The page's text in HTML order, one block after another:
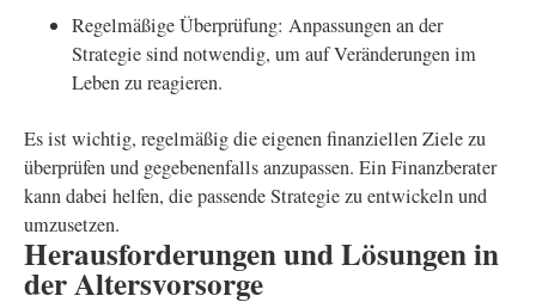
Regelmäßige Überprüfung: Anpassungen an der
Strategie sind notwendig, um auf Veränderungen im
Leben zu reagieren.
Es ist wichtig, regelmäßig die eigenen finanziellen Ziele zu
überprüfen und gegebenenfalls anzupassen. Ein Finanzberater
kann dabei helfen, die passende Strategie zu entwickeln und
umzusetzen.
Herausforderungen und Lösungen in
der Altersvorsorge